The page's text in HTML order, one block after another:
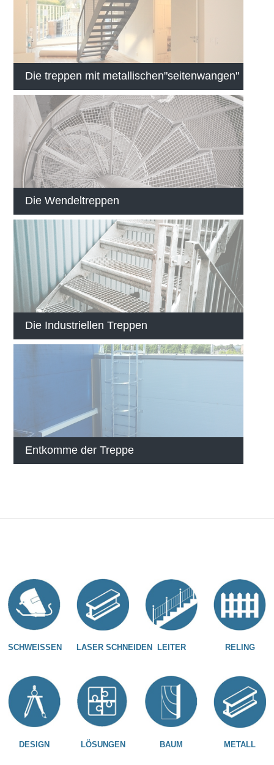
Die treppen mit metallischen"seitenwangen"
Die Wendeltreppen
Die Industriellen Treppen
Entkomme der Treppe
SCHWEISSEN LASER SCHNEIDEN LEITER RELING
DESIGN LÖSUNGEN BAUM METALL